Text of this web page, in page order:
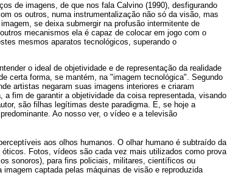
de imagens, de que nos fala Calvino (1990), desfigurando
os outros, numa instrumentalização não só da visão, mas
se deixa submergir na profusão intermitente de
mecanismos ela é capaz de colocar em jogo com o
mesmos aparatos tecnológicos, superando o
o ideal de objetividade e de representação da realidade
certa forma, se mantém, na "imagem tecnológica". Segundo
artistas negaram suas imagens interiores e criaram
fim de garantir a objetividade da coisa representada, visando
são filhas legítimas deste paradigma. E, se hoje a
Ao nosso ver, o vídeo e a televisão
aos olhos humanos. O olhar humano é subtraído da
Fotos, vídeos são cada vez mais utilizados como prova
sonoros), para fins policiais, militares, científicos ou
captada pelas máquinas de visão e reproduzida